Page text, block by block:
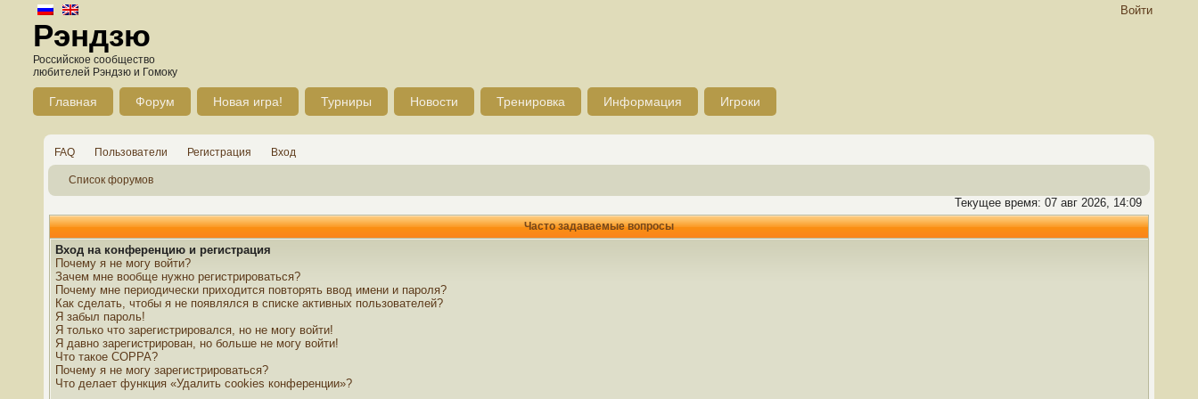
Войти
Рэндзю
Российское сообщество
любителей Рэндзю и Гомоку
Главная Форум Новая игра! Турниры Новости Тренировка Информация Игроки
FAQ Пользователи Регистрация Вход
Список форумов
Текущее время: 07 авг 2026, 14:09
Часто задаваемые вопросы
Вход на конференцию и регистрация
Почему я не могу войти?
Зачем мне вообще нужно регистрироваться?
Почему мне периодически приходится повторять ввод имени и пароля?
Как сделать, чтобы я не появлялся в списке активных пользователей?
Я забыл пароль!
Я только что зарегистрировался, но не могу войти!
Я давно зарегистрирован, но больше не могу войти!
Что такое COPPA?
Почему я не могу зарегистрироваться?
Что делает функция «Удалить cookies конференции»?